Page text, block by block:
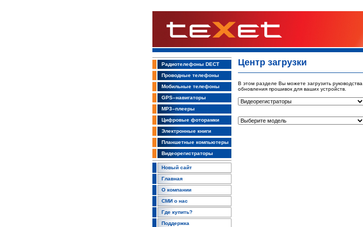
Радиотелефоны DECT
Проводные телефоны
Мобильные телефоны
GPS–навигаторы
MP3–плееры
Цифровые фоторамки
Электронные книги
Планшетные компьютеры
Видеорегистраторы
Новый сайт
Главная
О компании
СМИ о нас
Где купить?
Поддержка
Центр загрузки
В этом разделе Вы можете загрузить
обновления прошивок для ваших устройств.